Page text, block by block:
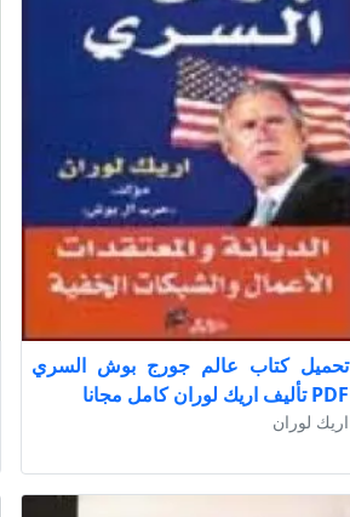
تحميل كتاب عالم جورج بوش السري
PDF تأليف اريك لوران كامل مجانا
اريك لوران